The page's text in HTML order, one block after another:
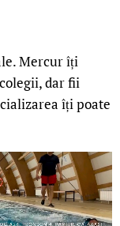
Mercur îți
dar fii
îți poate